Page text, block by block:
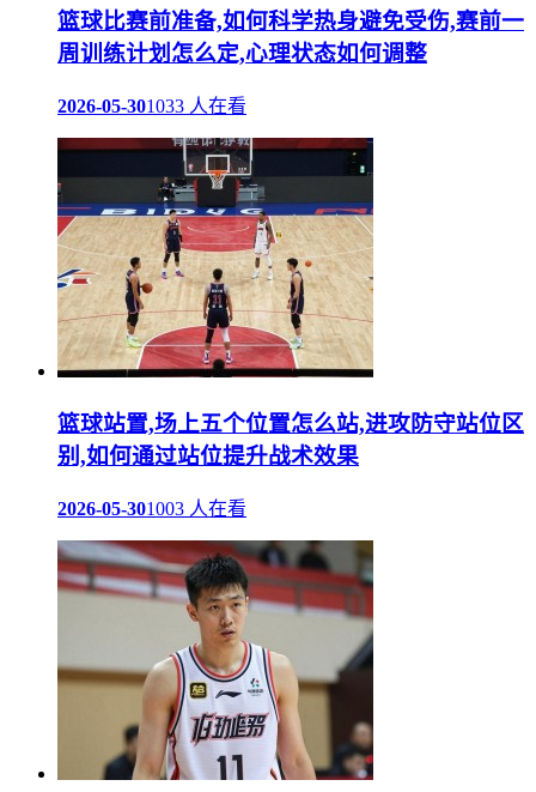
篮球比赛前准备,如何科学热身避免受伤,赛前一
周训练计划怎么定,心理状态如何调整
2026-05-301033 人在看
篮球站置,场上五个位置怎么站,进攻防守站位区
别,如何通过站位提升战术效果
2026-05-301003 人在看